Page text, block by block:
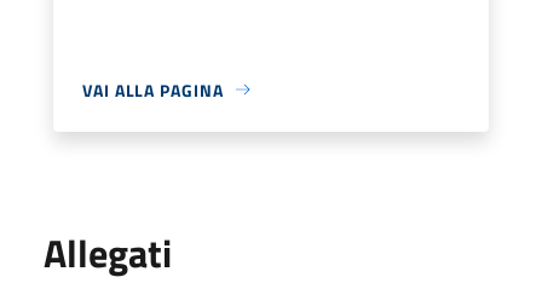
VAI ALLA PAGINA
Allegati